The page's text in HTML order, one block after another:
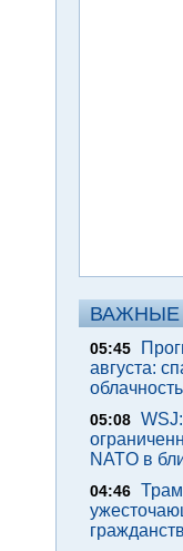
ВАЖНЫЕ
05:45
августа:
облачность
05:08
NATO в
04:46